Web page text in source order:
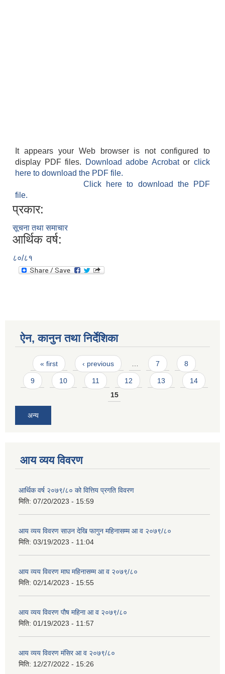
It appears your Web browser is not configured to
display PDF files.
Download adobe Acrobatorclick
here to download the PDF file.
Click here to download the PDF
file.
प्रकार:
सूचना तथा समाचार
आर्थिक वर्ष:
८०/८१
ऐन, कानुन तथा निर्देशिका
Pages
« first ‹ previous … 7 8
9 10 11 12 13
14
15
अन्य
आय व्यय विवरण
आर्थिक वर्ष २०७९/८० को वित्तिय प्रगति विवरण
मिति: 07/20/2023 - 15:59
आय व्यय विवरण साउन देखि फागुन महिनासम्म आ व २०७९/८०
मिति: 03/19/2023 - 11:04
आय व्यय विवरण माघ महिनासम्म आ व २०७९/८०
मिति: 02/14/2023 - 15:55
आय व्यय विवरण पौष महिना आ व २०७९/८०
मिति: 01/19/2023 - 11:57
आय व्यय विवरण मंसिर आ व २०७९/८०
मिति: 12/27/2022 - 15:26